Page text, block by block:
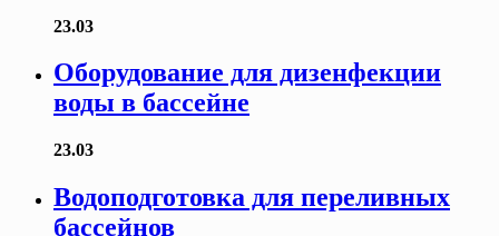
23.03
Оборудование для дизенфекции
воды в бассейне
23.03
Водоподготовка для переливных
бассейнов